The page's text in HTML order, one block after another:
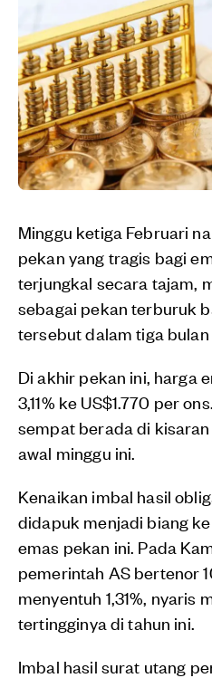
Minggu ketiga Februari
pekan yang tragis bagi
terjungkal secara tajam,
sebagai pekan terburuk
tersebut dalam tiga
Di akhir pekan ini, harga
3,11% ke US$1.770 per
sempat berada di
awal minggu ini.
Kenaikan imbal hasil
didapuk menjadi biang
emas pekan ini. Pada
pemerintah AS bertenor
menyentuh 1,31%, nyaris
tertingginya di tahun ini.
Imbal hasil surat utang